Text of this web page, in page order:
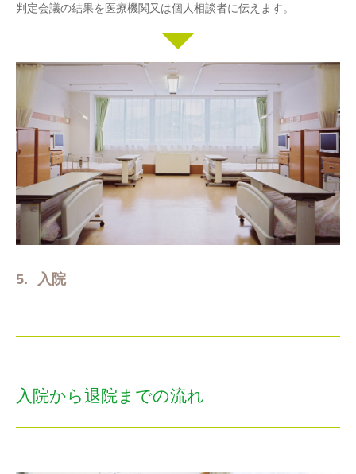
判定会議の結果を医療機関又は個人相談者に伝えます。
入院
入院から退院までの流れ